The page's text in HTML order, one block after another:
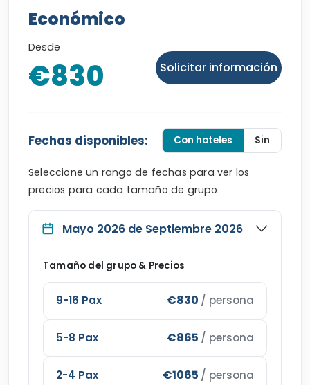
Económico
Desde
€830 Solicitar información
Fechas disponibles: Con hoteles Sin
Seleccione un rango de fechas para ver los
precios para cada tamaño de grupo.
Mayo 2026 de Septiembre 2026
Tamaño del grupo & Precios
9-16 Pax €830 / persona
5-8 Pax €865 / persona
2-4 Pax €1065 / persona